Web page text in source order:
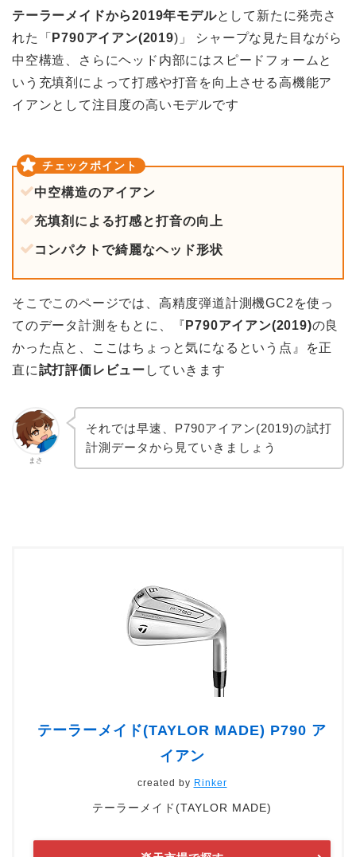
テーラーメイドから2019年モデルとして新たに発売さ
れた「 P790アイアン(2019)」 シャープな見た目ながら
中空構造、さらにヘッド内部にはスピードフォームと
いう充填剤によって打感や打音を向上させる高機能ア
イアンとして注目度の高いモデルです
中空構造のアイアン
充填剤による打感と打音の向上
コンパクトで綺麗なヘッド形状
そこでこのページでは、高精度弾道計測機GC2を使っ
てのデータ計測をもとに、『 P790アイアン(2019)の良
かった点と、ここはちょっと気になるという点』を正
直に試打評価レビュー していきます
まさ
それでは早速、P790アイアン(2019)の試打
計測データから見ていきましょう
テーラーメイド(TAYLOR MADE) P790 ア
イアン
created by Rinker
テーラーメイド(TAYLOR MADE)